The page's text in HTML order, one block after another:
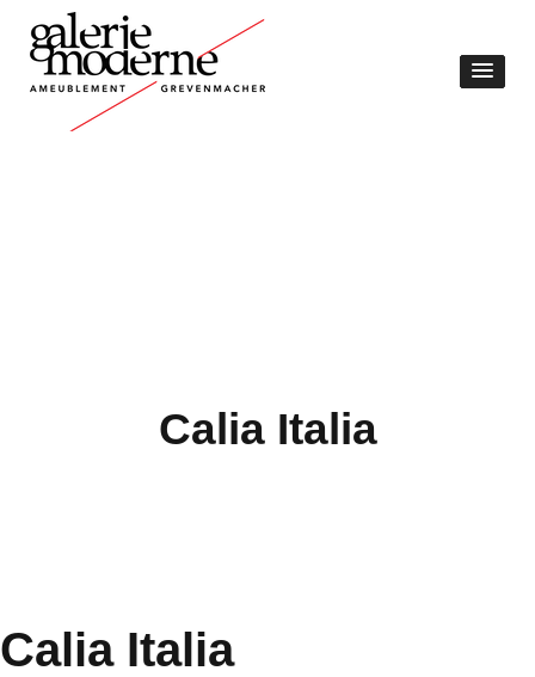
Calia Italia
Calia Italia